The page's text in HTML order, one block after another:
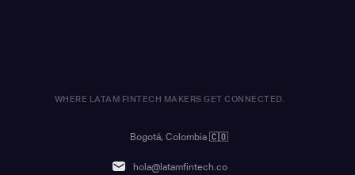
WHERE LATAM FINTECH MAKERS GET CONNECTED.
Bogotá, Colombia 🇨🇴
hola@latamfintech.co